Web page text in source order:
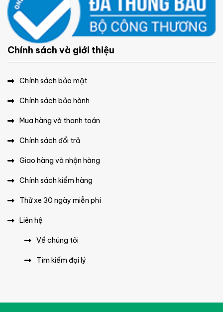
Chính sách và giới thiệu
Chính sách bảo mật
Chính sách bảo hành
Mua hàng và thanh toán
Chính sách đổi trả
Giao hàng và nhận hàng
Chính sách kiểm hàng
Thử xe 30 ngày miễn phí
Liên hệ
Về chúng tôi
Tìm kiếm đại lý